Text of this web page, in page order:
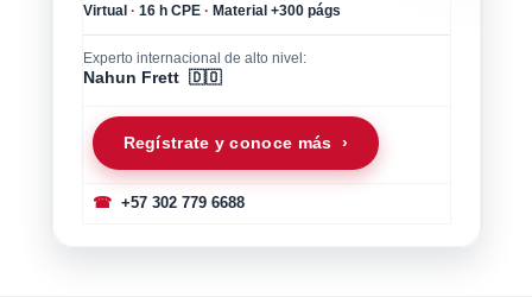
Virtual · 16 h CPE · Material +300 págs
Experto internacional de alto nivel:
Nahun Frett 🇩🇴
Regístrate y conoce más ›
☎+57 302 779 6688